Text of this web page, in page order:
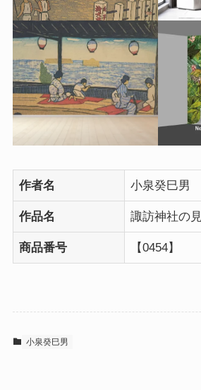
作者名 小泉癸巳男
作品名 諏訪神社の
商品番号 【0454】
小泉癸巳男